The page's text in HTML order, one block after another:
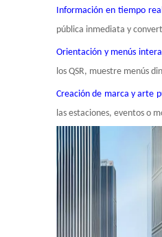
Información en tiempo
pública inmediata y
Orientación y menús
los QSR, muestre menús
Creación de marca y arte
las estaciones, eventos o